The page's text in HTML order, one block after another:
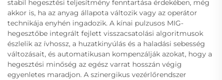
stabil hegesztési teljesítmény fenntartása érdekében, még
akkor is, ha az anyag állapota változik vagy az operátor
technikája enyhén ingadozik. A kínai pulzusos MIG-
hegesztőbe integrált fejlett visszacsatolási algoritmusok
észlelik az ívhossz, a huzatkinyúlás és a haladási sebesség
változásait, és automatikusan kompenzálják azokat, hogy a
hegesztési minőség az egész varrat hosszán végig
egyenletes maradjon. A szinergikus vezérlőrendszer